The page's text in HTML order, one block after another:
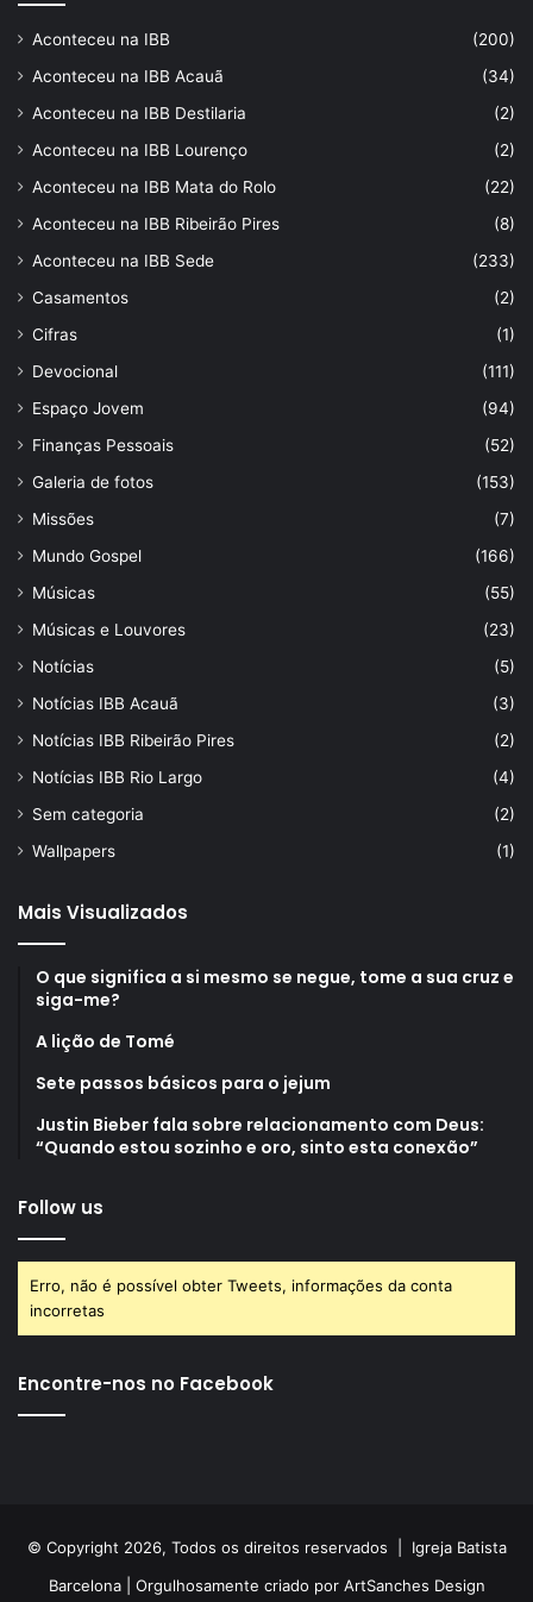
Aconteceu na IBB
(200)
Aconteceu na IBB Acauã
(34)
Aconteceu na IBB Destilaria
(2)
Aconteceu na IBB Lourenço
(2)
Aconteceu na IBB Mata do Rolo
(22)
Aconteceu na IBB Ribeirão Pires
(8)
Aconteceu na IBB Sede
(233)
Casamentos
(2)
Cifras
(1)
Devocional
(111)
Espaço Jovem
(94)
Finanças Pessoais
(52)
Galeria de fotos
(153)
Missões
(7)
Mundo Gospel
(166)
Músicas
(55)
Músicas e Louvores
(23)
Notícias
(5)
Notícias IBB Acauã
(3)
Notícias IBB Ribeirão Pires
(2)
Notícias IBB Rio Largo
(4)
Sem categoria
(2)
Wallpapers
(1)
Mais Visualizados
O que significa a si mesmo se negue, tome a sua cruz e
siga-me?
A lição de Tomé
Sete passos básicos para o jejum
Justin Bieber fala sobre relacionamento com Deus:
“Quando estou sozinho e oro, sinto esta conexão”
Follow us
Erro, não é possível obter Tweets, informações da conta
incorretas
Encontre-nos no Facebook
© Copyright 2026, Todos os direitos reservados | Igreja Batista
Barcelona| Orgulhosamente criado por ArtSanches Design